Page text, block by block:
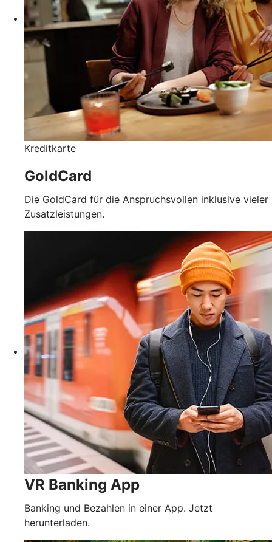
Kreditkarte
GoldCard
Die GoldCard für die Anspruchsvollen inklusive vieler
Zusatzleistungen.
VR Banking App
Banking und Bezahlen in einer App. Jetzt
herunterladen.